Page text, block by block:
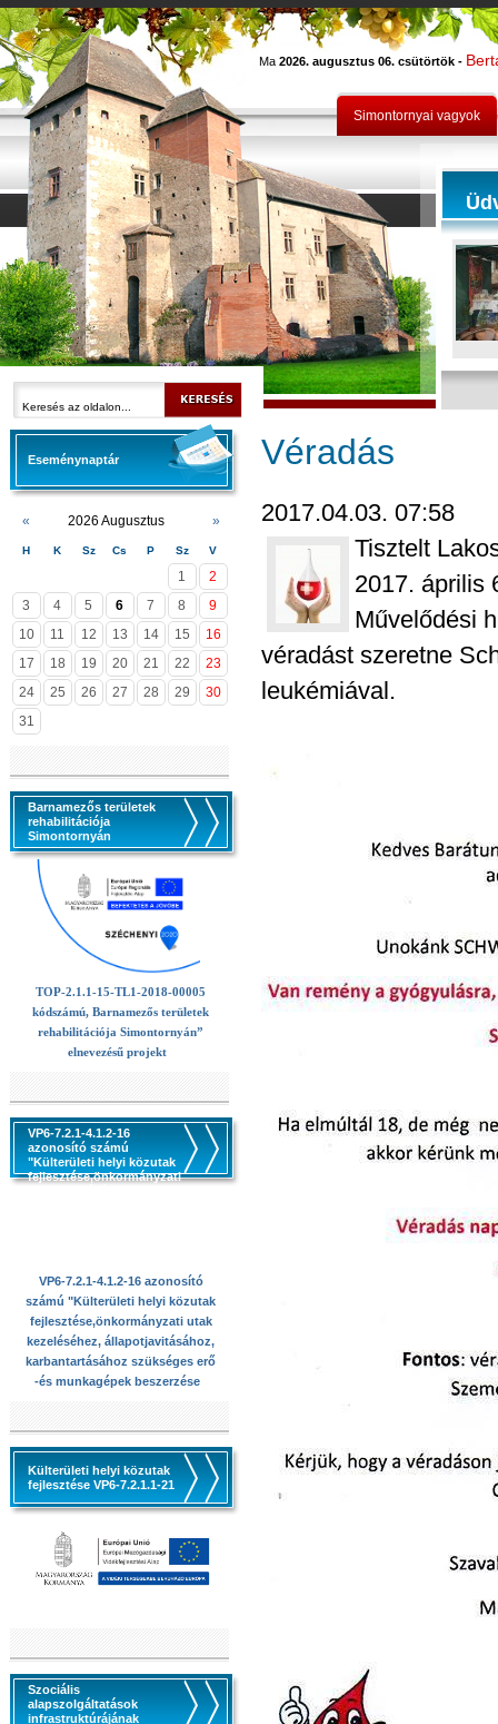
Ma 2026. augusztus 06. csütörtök -
Simontornyai vagyok
Eseménynaptár
« 2026 Augusztus »
H K Sz Cs P Sz V
1
2
3
4 5 6 7 8
9
10
11 12 13 14 15
16
17
18 19 20 21 22
23
24
25 26 27 28 29
30
31
Barnamezős területek
rehabilitációja
Simontornyán
TOP-2.1.1-15-TL1-2018-00005
kódszámú, Barnamezős területek
rehabilitációja Simontornyán”
elnevezésű projekt
VP6-7.2.1-4.1.2-16
azonosító számú
"Külterületi helyi közutak
fejlesztése,önkormányzati
VP6-7.2.1-4.1.2-16 azonosító
számú "Külterületi helyi közutak
fejlesztése,önkormányzati utak
kezeléséhez, állapotjavitásához,
karbantartásához szükséges erő
-és munkagépek beszerzése
Külterületi helyi közutak
fejlesztése VP6-7.2.1.1-21
Szociális
alapszolgáltatások
infrastruktúrájának
Véradás
2017.04.03. 07:58
Tisztelt
2017. április
Művelődési
véradást szeretne
leukémiával.